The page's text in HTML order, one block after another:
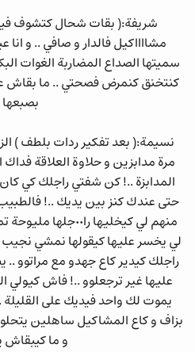
شريفة:( بقات شحال كتشوف
مشااااكيل فالدار و صافي .. و
سميتها الصداع المضاربة الغوات
كنتخنق كنمرض فصحتي .. ما بقاش
بصبعها
نسيمة:( بعد تفكير ردات بلطف )
مرة مدابزين و حلاوة العلاقة
المدابزة ..! كن شفتي راجلك كي
حتى عندك كنز بين يديك ..! فالطبيب
منهم لي كيخليها
لي يخسر عليها كيقولها نمشي نجيب
راجلك كيدير كاع جهدو مع مراتوو
عليها غير ترجعلوو ..! فاش كيولي
يموت لك واحد فيديك على القليلة
بزاف و كاع المشاكيل ساهلين
و ما كيبقاش